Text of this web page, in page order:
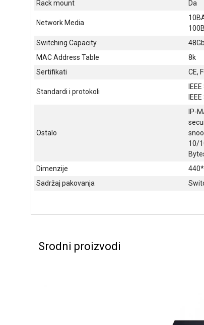
Rack mount
Da
Network Media
Switching Capacity
MAC Address Table
8k
Sertifikati
CE,
Standardi i protokoli
Ostalo
IP-
10/
Dimenzije
Sadržaj pakovanja
Srodni proizvodi